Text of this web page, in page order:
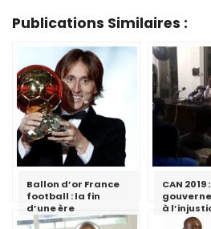
Publications Similaires :
Ballon d’or France
football : la fin
d’une ère
CAN 2019
à